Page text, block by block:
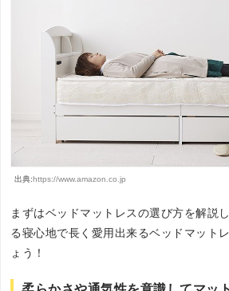
出典:https://www.amazon.co.jp
まずはベッドマットレスの選び方を解説
る寝心地で長く愛用出来るベッドマット
ょう！